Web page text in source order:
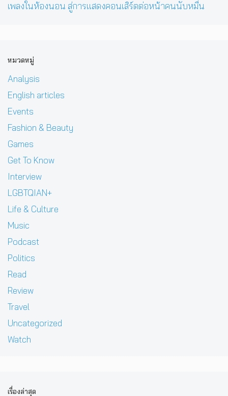
เพลงในห้องนอน สู่การแสดงคอนเสิร์ตต่อหน้าคนนับหมื่น
หมวดหมู่
Analysis
English articles
Events
Fashion & Beauty
Games
Get To Know
Interview
LGBTQIAN+
Life & Culture
Music
Podcast
Politics
Read
Review
Travel
Uncategorized
Watch
เรื่องล่าสุด